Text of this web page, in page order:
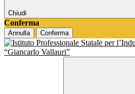
Chiudi
Conferma
Annulla Conferma